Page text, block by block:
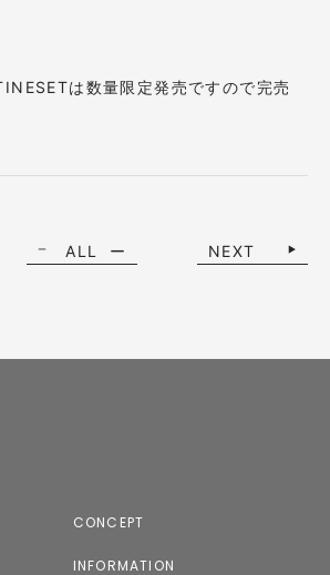
は数量限定発売ですので完売
ALL NEXT
CONCEPT
INFORMATION